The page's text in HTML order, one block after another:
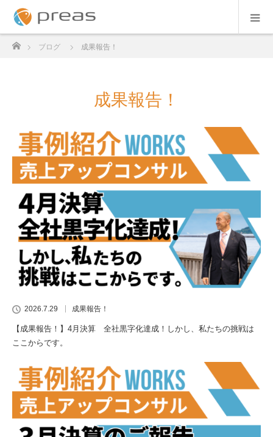
ブログ 成果報告！
成果報告！
2026.7.29 成果報告！
【成果報告！】4月決算 全社黒字化達成！しかし、私たちの挑戦は
ここからです。